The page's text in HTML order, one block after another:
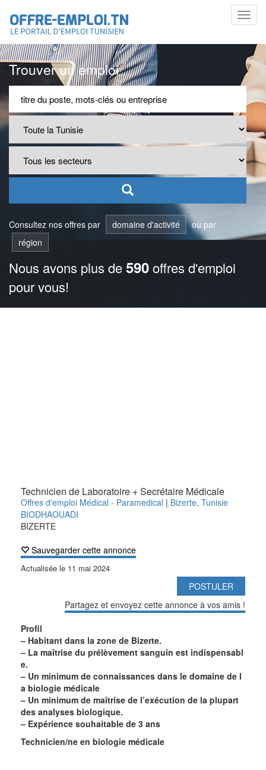
Trouver un emploi
Consultez nos offres par domaine d'activité
ou par
région
Nous avons plus de590offres d'emploi
pour vous!
Technicien de Laboratoire + Secrétaire Médicale
Offres d'emploi Médical - Paramedical | Bizerte, Tunisie
BIODHAOUADI
BIZERTE
Sauvegarder cette annonce
Actualisée le 11 mai 2024
POSTULER
Partagez et envoyez cette annonce à vos amis !
Profil
– Habitant dans la zone de Bizerte.
– La maîtrise du prélèvement sanguin est indispensabl
e.
– Un minimum de connaissances dans le domaine de l
a biologie médicale
– Un minimum de maîtrise de l’exécution de la plupart
des analyses biologique.
– Expérience souhaitable de 3 ans
Technicien/ne en biologie médicale